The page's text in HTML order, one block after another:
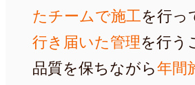
たチームで施工を行っ
行き届いた管理を行う
品質を保ちながら年間